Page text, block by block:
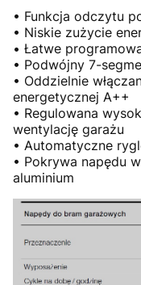
• Funkcja odczytu
• Niskie zużycie
• Łatwe
• Podwójny 7-
• Oddzielnie
energetycznej A++
• Regulowana
wentylację garażu
• Automatyczne
• Pokrywa napędu
aluminium